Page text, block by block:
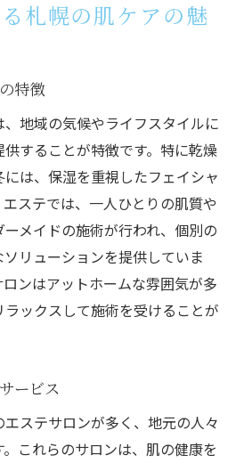
札幌の肌ケアの魅
特徴
地域の気候やライフスタイルに
することが特徴です。特に乾燥
は、保湿を重視したフェイシャ
ステでは、一人ひとりの肌質や
メイドの施術が行われ、個別の
リューションを提供していま
ンはアットホームな雰囲気が多
ックスして施術を受けることが
ービス
ステサロンが多く、地元の人々
これらのサロンは、肌の健康を